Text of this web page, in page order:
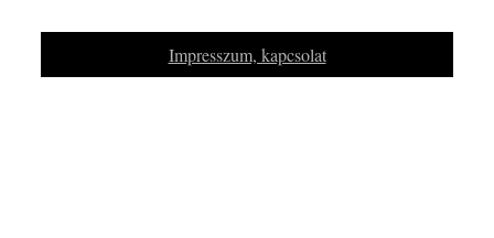
2026. július 13.Impresszum, kapcsolat